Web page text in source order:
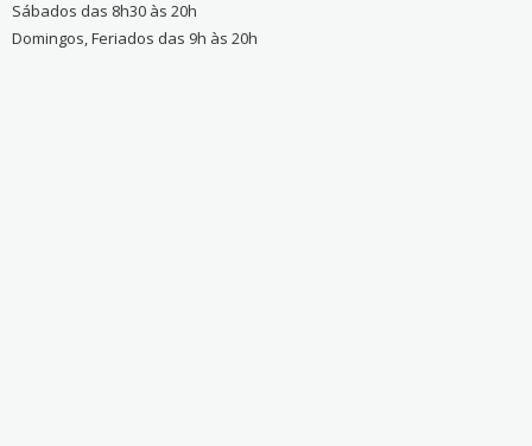
Sábados das 8h30 às 20h
Domingos, Feriados das 9h às 20h